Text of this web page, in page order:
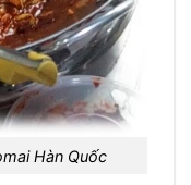
Hàn Quốc